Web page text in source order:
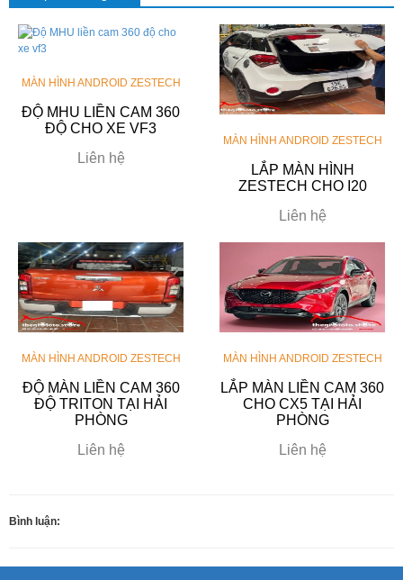
MÀN HÌNH ANDROID ZESTECH
ĐỘ MHU LIỀN CAM 360
ĐỘ CHO XE VF3
Liên hệ
MÀN HÌNH ANDROID ZESTECH
LẮP MÀN HÌNH
ZESTECH CHO I20
Liên hệ
MÀN HÌNH ANDROID ZESTECH
ĐỘ MÀN LIỀN CAM 360
ĐỘ TRITON TẠI HẢI
PHÒNG
Liên hệ
MÀN HÌNH ANDROID ZESTECH
LẮP MÀN LIỀN CAM 360
CHO CX5 TẠI HẢI
PHÒNG
Liên hệ
Bình luận: